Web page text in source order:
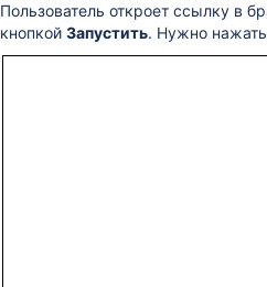
Пользователь откроет ссылку в
кнопкой Запустить. Нужно